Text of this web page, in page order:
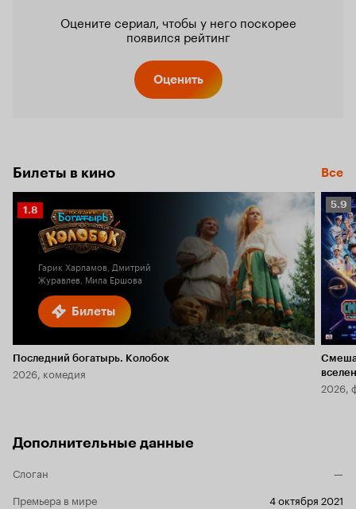
Оцените сериал, чтобы у него поскорее
появился рейтинг
Оценить
Билеты в кино Все
Билеты
Рейтинг
Кинопоиска
1.8
Гарик Харламов, Дмитрий
Журавлев, Мила Ершова
Последний богатырь. Колобок
2026, комедия
5.9
5.9
2026,
Дополнительные данные
Слоган
—
Премьера в мире
4 октября 2021